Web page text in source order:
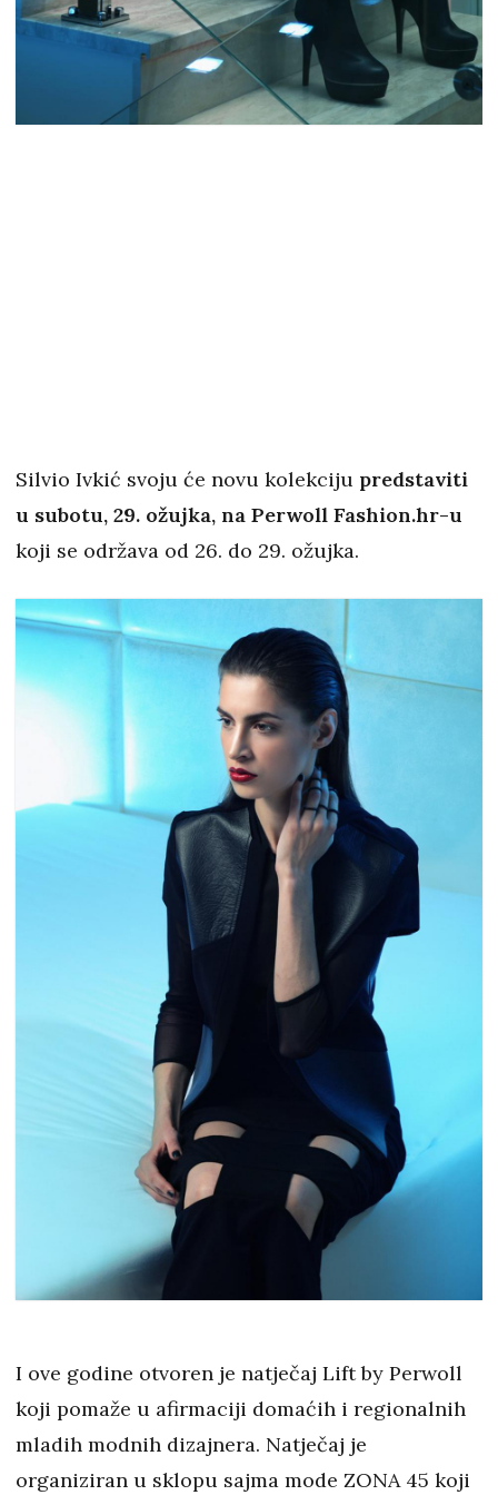
Silvio Ivkić svoju će novu kolekciju predstaviti
u subotu, 29. ožujka, na Perwoll Fashion.hr-u
koji se održava od 26. do 29. ožujka.
I ove godine otvoren je natječaj Lift by Perwoll
koji pomaže u afirmaciji domaćih i regionalnih
mladih modnih dizajnera. Natječaj je
organiziran u sklopu sajma mode ZONA 45 koji